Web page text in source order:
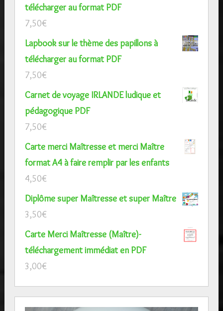
télécharger au format PDF
7,50€
Lapbook sur le thème des papillons à
télécharger au format PDF
7,50€
Carnet de voyage IRLANDE ludique et
pédagogique PDF
7,50€
Carte merci Maîtresse et merci Maître
format A4 à faire remplir par les enfants
4,50€
Diplôme super Maîtresse et super Maître
3,50€
Carte Merci Maîtresse (Maître)-
téléchargement immédiat en PDF
3,00€